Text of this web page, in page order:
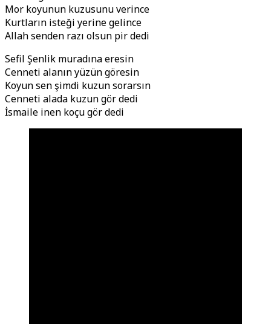
Mor koyunun kuzusunu verince
Kurtların isteği yerine gelince
Allah senden razı olsun pir dedi
Sefil Şenlik muradına eresin
Cenneti alanın yüzün göresin
Koyun sen şimdi kuzun sorarsın
Cenneti alada kuzun gör dedi
İsmaile inen koçu gör dedi